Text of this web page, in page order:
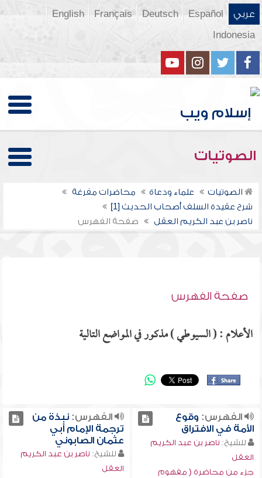
عربي Español
Deutsch
Français
English
Indonesia
الصوتيات
الصوتيات علماء ودعاة
محاضرات مفرغة
شرح عقيدة السلف أصحاب الحديث [1]
ناصر بن عبد الكريم العقل
صفحة الفهرس
صفحة الفهرس
الأعلام : ( السيوطي ) مذكور في المواضع التالية
الفهرس: وقوع
الأمة في الافتراق
للشيخ: ناصر بن عبد الكريم
العقل
جزء من محاضرة ( مفهوم
الفهرس:نبذة من
ترجمة الإمام أبي
عثمان الصابوني
للشيخ: ناصر بن عبد الكريم
العقل